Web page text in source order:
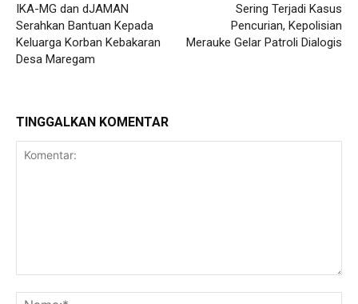
IKA-MG dan dJAMAN
Serahkan Bantuan Kepada
Keluarga Korban Kebakaran
Desa Maregam
Sering Terjadi Kasus
Pencurian, Kepolisian
Merauke Gelar Patroli Dialogis
TINGGALKAN KOMENTAR